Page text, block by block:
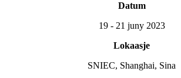
Datum
19 - 21 juny 2023
Lokaasje
SNIEC, Shanghai, Sina